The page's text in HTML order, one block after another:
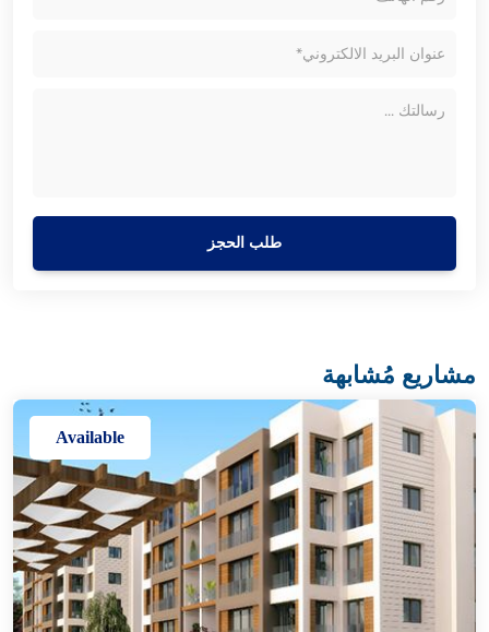
طلب الحجز
مشاريع مُشابهة
Available